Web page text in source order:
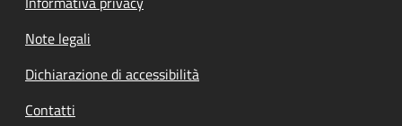
Note legali
Dichiarazione di accessibilità
Contatti